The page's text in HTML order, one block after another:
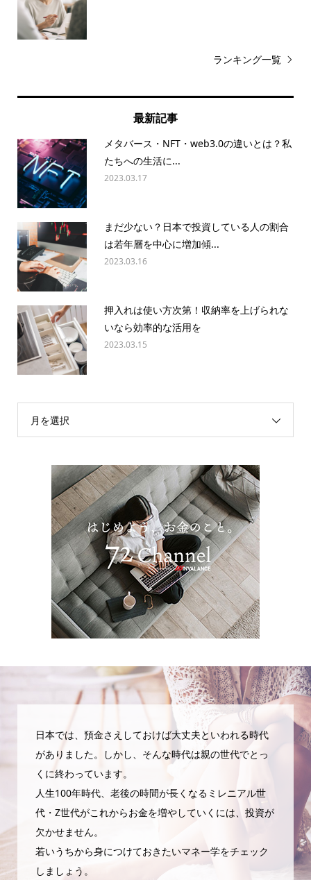
ランキング一覧
最新記事
メタバース・NFT・web3.0の違いとは？私
たちへの生活に...
2023.03.17
まだ少ない？日本で投資している人の割合
は若年層を中心に増加傾...
2023.03.16
押入れは使い方次第！収納率を上げられな
いなら効率的な活用を
2023.03.15
月を選択
日本では、預金さえしておけば大丈夫といわれる時代
がありました。しかし、そんな時代は親の世代でとっ
くに終わっています。
人生100年時代、老後の時間が長くなるミレニアル世
代・Z世代がこれからお金を増やしていくには、投資が
欠かせません。
若いうちから身につけておきたいマネー学をチェック
しましょう。